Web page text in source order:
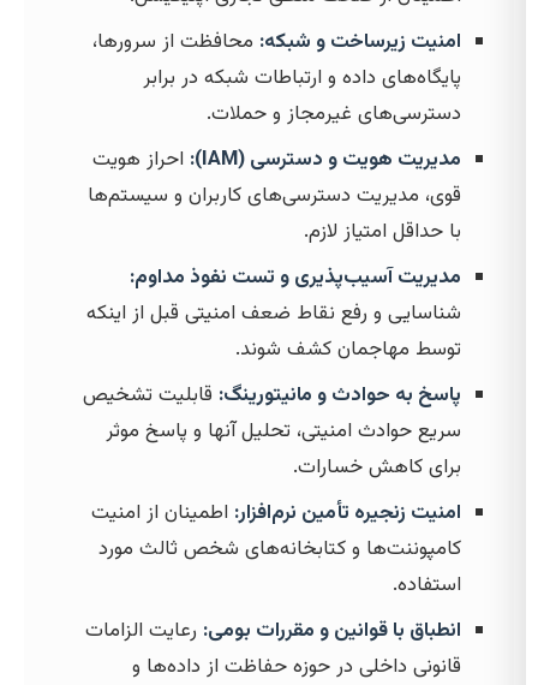
امنیت زیرساخت و شبکه: محافظت از سرورها،
پایگاه‌های داده و ارتباطات شبکه در برابر
دسترسی‌های غیرمجاز و حملات.
مدیریت هویت و دسترسی (IAM):
احراز هویت
قوی، مدیریت دسترسی‌های کاربران و سیستم‌ها
با حداقل امتیاز لازم.
مدیریت آسیب‌پذیری و تست نفوذ مداوم:
شناسایی و رفع نقاط ضعف امنیتی قبل از اینکه
توسط مهاجمان کشف شوند.
پاسخ به حوادث و مانیتورینگ: قابلیت تشخیص
سریع حوادث امنیتی، تحلیل آنها و پاسخ موثر
برای کاهش خسارات.
امنیت زنجیره تأمین نرم‌افزار: اطمینان از امنیت
کامپوننت‌ها و کتابخانه‌های شخص ثالث مورد
استفاده.
انطباق با قوانین و مقررات بومی: رعایت الزامات
قانونی داخلی در حوزه حفاظت از داده‌ها و